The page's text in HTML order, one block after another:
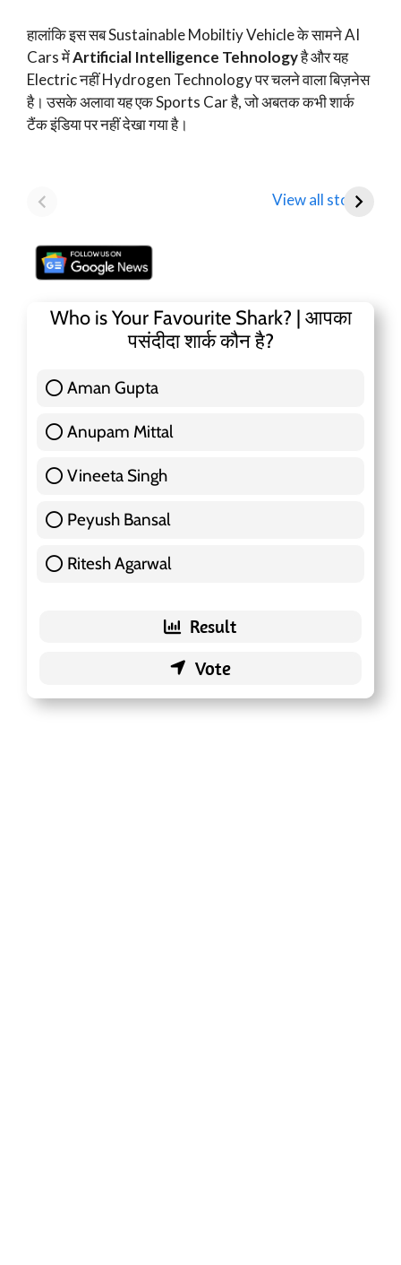
हालांकि इस सब Sustainable Mobiltiy Vehicle के सामने AI
Cars मेंArtificial Intelligence Tehnologyहै और यह
Electric नहीं Hydrogen Technology पर चलने वाला बिज़नेस
है। उसके अलावा यह एक Sports Car है, जो अबतक कभी शार्क
टैंक इंडिया पर नहीं देखा गया है।
View all stories
Parent Honasa
Shares Fall Below
Who is Your Favourite Shark? | आपका
पसंदीदा शार्क कौन है?
Aman Gupta
Anupam Mittal
Vineeta Singh
Peyush Bansal
Ritesh Agarwal